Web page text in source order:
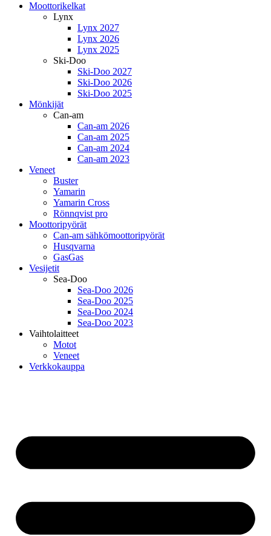
Moottorikelkat
Lynx
Lynx 2027
Lynx 2026
Lynx 2025
Ski-Doo
Ski-Doo 2027
Ski-Doo 2026
Ski-Doo 2025
Mönkijät
Can-am
Can-am 2026
Can-am 2025
Can-am 2024
Can-am 2023
Veneet
Buster
Yamarin
Yamarin Cross
Rönnqvist pro
Moottoripyörät
Can-am sähkömoottoripyörät
Husqvarna
GasGas
Vesijetit
Sea-Doo
Sea-Doo 2026
Sea-Doo 2025
Sea-Doo 2024
Sea-Doo 2023
Vaihtolaitteet
Motot
Veneet
Verkkokauppa